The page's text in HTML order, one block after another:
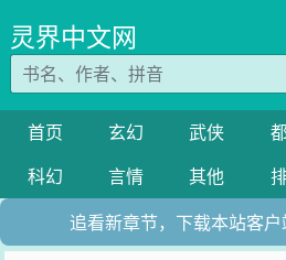
灵界中文网
首页 玄幻 武侠
科幻
言情 其他
追看新章节，下载本站客